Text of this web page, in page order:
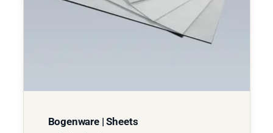
Bogenware | Sheets